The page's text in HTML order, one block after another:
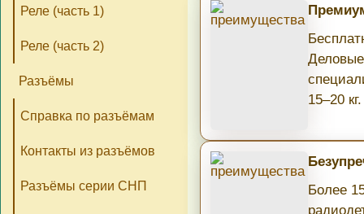
15–20 кг.
Более
Реле (часть 1)
Реле (часть 2)
Разъёмы
Справка по разъёмам
Контакты из разъёмов
Разъёмы серии СНП